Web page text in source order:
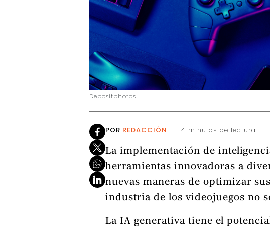
Depositphotos
POR REDACCIÓN 4 minutos de lectura
La implementación de
herramientas innovadoras a
nuevas maneras de optimizar
industria de los videojuegos no
La IA generativa tiene el